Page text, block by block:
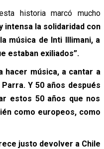
historia marcó mucho
intensa la solidaridad con
música de Inti Illimani, a
estaban exiliados”.
hacer música, a cantar a
Y 50 años después
estos 50 años que nos
como europeos, como
justo devolver a Chile